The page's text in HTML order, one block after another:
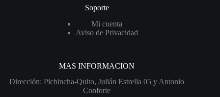
Soporte
Mi cuenta
Aviso de Privacidad
MAS INFORMACION
Dirección: Pichincha-Quito, Julián Estrella 05 y Antonio
Conforte